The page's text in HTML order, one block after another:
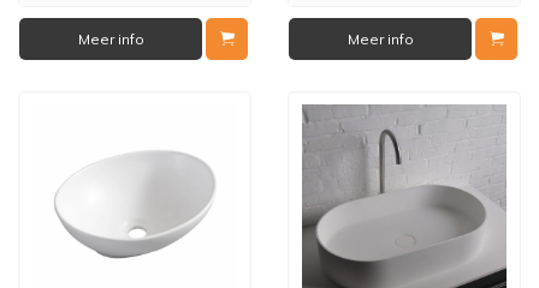
Meer info Meer info